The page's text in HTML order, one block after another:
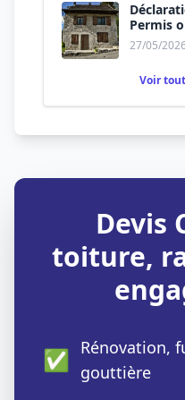
Permis
27/05/
Voir
Devis
toiture,
✅ Rénovation,
gouttière